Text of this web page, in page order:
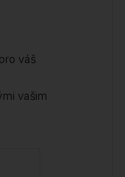
váš
vašim